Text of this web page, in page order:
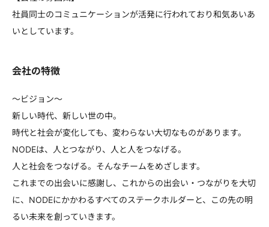
社員同士のコミュニケーションが活発に行われており和気あいあ
いとしています。
会社の特徴
～ビジョン～
新しい時代、新しい世の中。
時代と社会が変化しても、変わらない大切なものがあります。
NODEは、人とつながり、人と人をつなげる。
人と社会をつなげる。そんなチームをめざします。
これまでの出会いに感謝し、これからの出会い・つながりを大切
に、NODEにかかわるすべてのステークホルダーと、この先の明
るい未来を創っていきます。